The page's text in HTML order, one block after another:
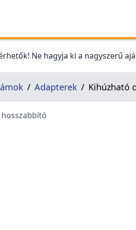
Ne hagyja ki a nagyszerű
Adapterek Kihúzható